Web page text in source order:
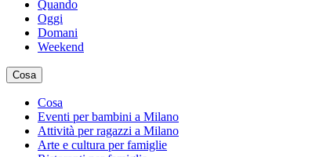
Quando
Oggi
Domani
Weekend
Cosa
Cosa
Eventi per bambini a Milano
Attività per ragazzi a Milano
Arte e cultura per famiglie